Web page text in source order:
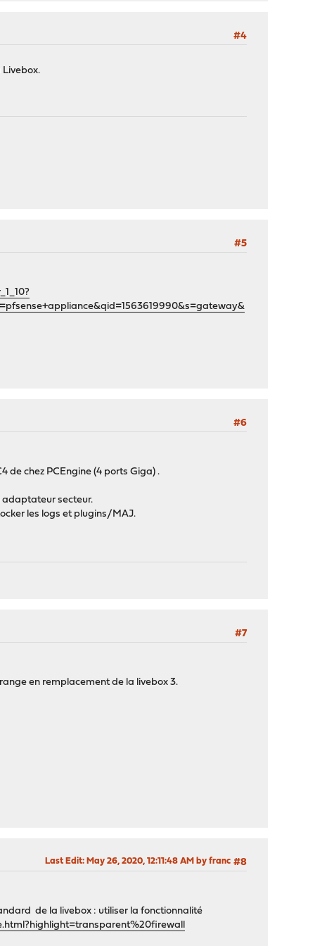
#4
Livebox.
#5
#6
de chez PCEngine (4 ports Giga) .
adaptateur secteur.
les logs et plugins/MAJ.
#7
en remplacement de la livebox 3.
#8
Last Edit: May 26, 2020, 12:11:48 AM by franc
de la livebox : utiliser la fonctionnalité